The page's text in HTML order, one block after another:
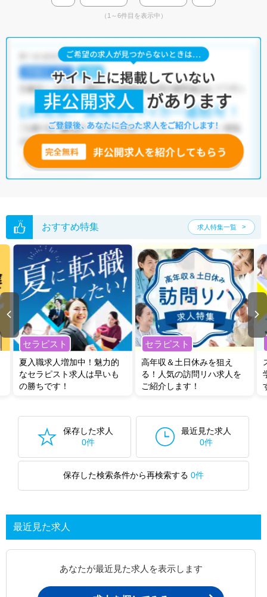
（1～6件目を表示中）
おすすめ特集 求人特集一覧
セラピスト
夏入職求人増加中！魅力的
なセラピスト求人は早いも
の勝ちです！
セラピスト
高年収＆土日休みを狙え
る！人気の訪問リハ求人を
ご紹介します！
保存した求人
0件
最近見た求人
0件
保存した検索条件から再検索する 0件
最近見た求人
あなたが最近見た求人を表示します